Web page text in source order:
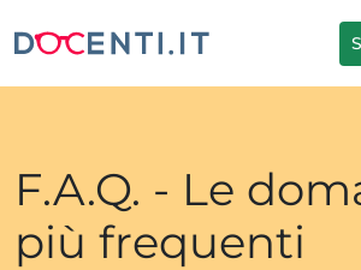
F.A.Q. - Le
più frequenti